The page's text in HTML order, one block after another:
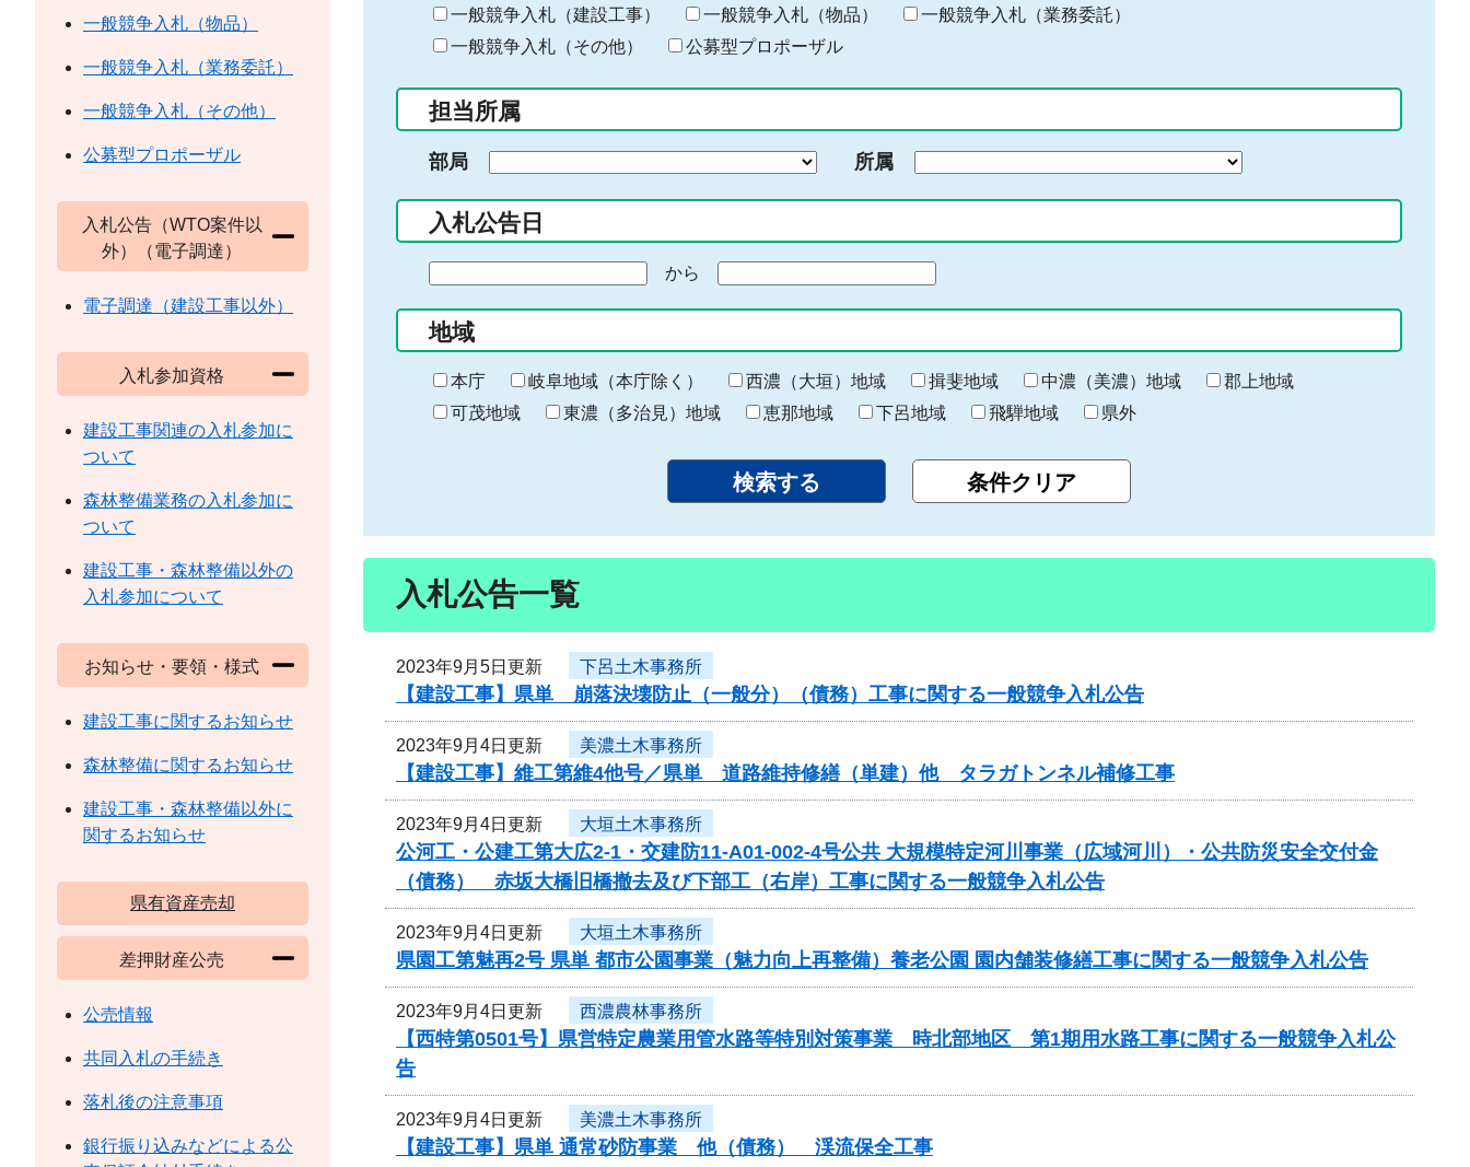
キ
ー
ー
入
力
一般競争入札（建設工事） 一般競争入札（物品）
一般競争入札（業務委託）
一般競争入札（その他）
公募型プロポーザル
担当所属
部局 所属
入札公告日
の
始
ま
り
から
終
わ
り
地域
本庁 岐阜地域（本庁除く） 西濃（大垣）地域 揖斐地域 中濃（美濃）地域
郡上地域
可茂地域
東濃（多治見）地域 恵那地域 下呂地域 飛騨地域 県外
入札公告一覧
2023年9月5日更新 下呂土木事務所
【建設工事】県単 崩落決壊防止（一般分）（債務）工事に関する一般競争入札公告
2023年9月4日更新 美濃土木事務所
【建設工事】維工第維4他号／県単 道路維持修繕（単建）他 タラガトンネル補修工事
2023年9月4日更新 大垣土木事務所
公河工・公建工第大広2-1・交建防11-A01-002-4号公共 大規模特定河川事業（広域河川）・公共防災安全交付金
（債務） 赤坂大橋旧橋撤去及び下部工（右岸）工事に関する一般競争入札公告
2023年9月4日更新 大垣土木事務所
県園工第魅再2号 県単 都市公園事業（魅力向上再整備）養老公園 園内舗装修繕工事に関する一般競争入札公告
2023年9月4日更新 西濃農林事務所
【西特第0501号】県営特定農業用管水路等特別対策事業 時北部地区 第1期用水路工事に関する一般競争入札公
告
2023年9月4日更新 美濃土木事務所
【建設工事】県単 通常砂防事業 他（債務） 渓流保全工事
一般競争入札（物品）
一般競争入札（業務委託）
一般競争入札（その他）
公募型プロポーザル
入札公告（WTO案件以
外）（電子調達）
電子調達（建設工事以外）
入札参加資格
建設工事関連の入札参加に
ついて
森林整備業務の入札参加に
ついて
建設工事・森林整備以外の
入札参加について
お知らせ・要領・様式
建設工事に関するお知らせ
森林整備に関するお知らせ
建設工事・森林整備以外に
関するお知らせ
県有資産売却
差押財産公売
公売情報
共同入札の手続き
落札後の注意事項
銀行振り込みなどによる公